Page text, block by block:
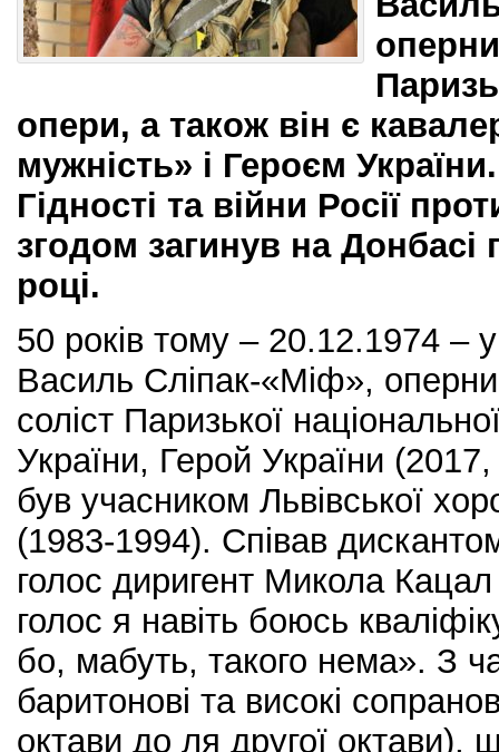
опери, а також він є
мужність» і Героєм
Гідності та війни Росії
згодом загинув на Донбасі
році.
50 років тому – 20.12.1974 –
Василь Сліпак-«Міф»,
соліст Паризької
України, Герой України
був учасником Львівської
(1983-1994). Співав
голос диригент Микола
голос я навіть боюсь
бо, мабуть, такого нема». З
баритонові та високі
октави до ля другої октави),